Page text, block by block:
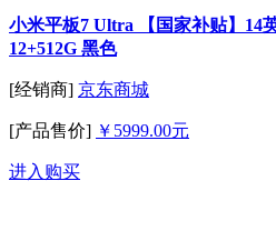
小米平板7 Ultra 【国家补贴】14
12+512G 黑色
[经销商] 京东商城
[产品售价] ￥5999.00元
进入购买